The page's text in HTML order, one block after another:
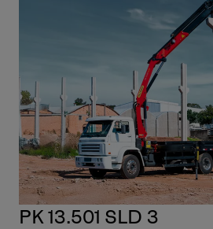
PK 13.501 SLD 3